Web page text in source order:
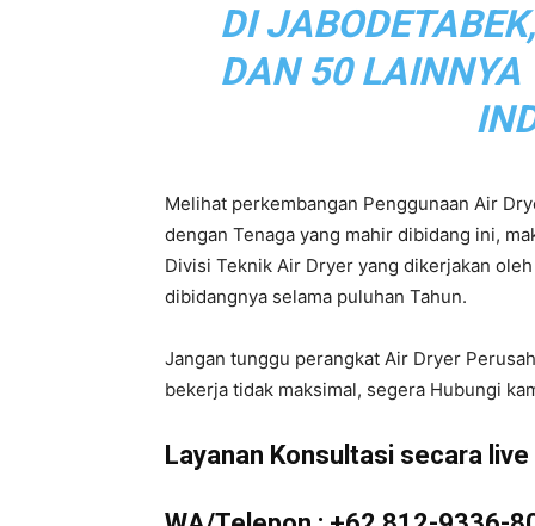
Air
DI
DAN 50 LAINNYA
Melihat perkembangan Penggunaan Air
dengan Tenaga yang mahir dibidang ini,
Divisi Teknik Air Dryer yang dikerjakan
dibidangnya selama puluhan Tahun.
Jangan tunggu perangkat Air Dryer
bekerja tidak maksimal, segera Hubungi
Layanan Konsultasi secara live